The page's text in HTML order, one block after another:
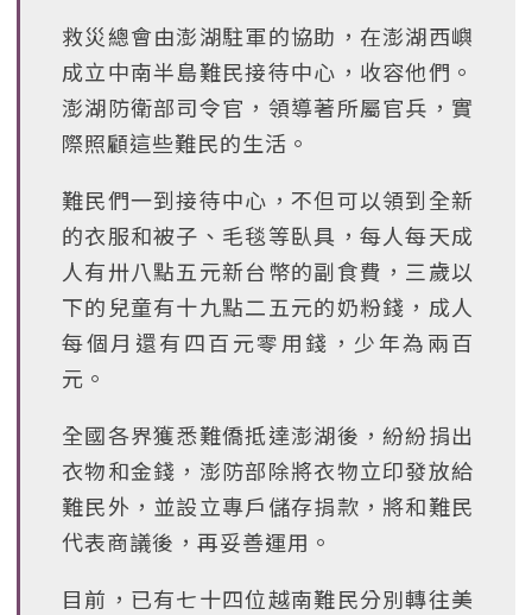
救災總會由澎湖駐軍的協助，在澎湖西嶼
成立中南半島難民接待中心，收容他們。
澎湖防衛部司令官，領導著所屬官兵，實
際照顧這些難民的生活。
難民們一到接待中心，不但可以領到全新
的衣服和被子、毛毯等臥具，每人每天成
人有卅八點五元新台幣的副食費，三歲以
下的兒童有十九點二五元的奶粉錢，成人
每個月還有四百元零用錢，少年為兩百
元。
全國各界獲悉難僑抵達澎湖後，紛紛捐出
衣物和金錢，澎防部除將衣物立印發放給
難民外，並設立專戶儲存捐款，將和難民
代表商議後，再妥善運用。
目前，已有七十四位越南難民分別轉往美